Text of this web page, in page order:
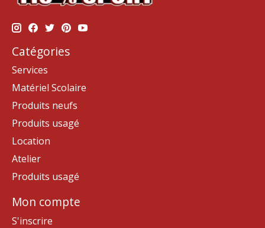
Catégories
Services
Matériel Scolaire
Produits neufs
Produits usagé
Location
Atelier
Produits usagé
Mon compte
S'inscrire